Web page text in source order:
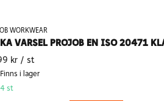
WORKWEAR
kr / st
Finns i lager
4 st